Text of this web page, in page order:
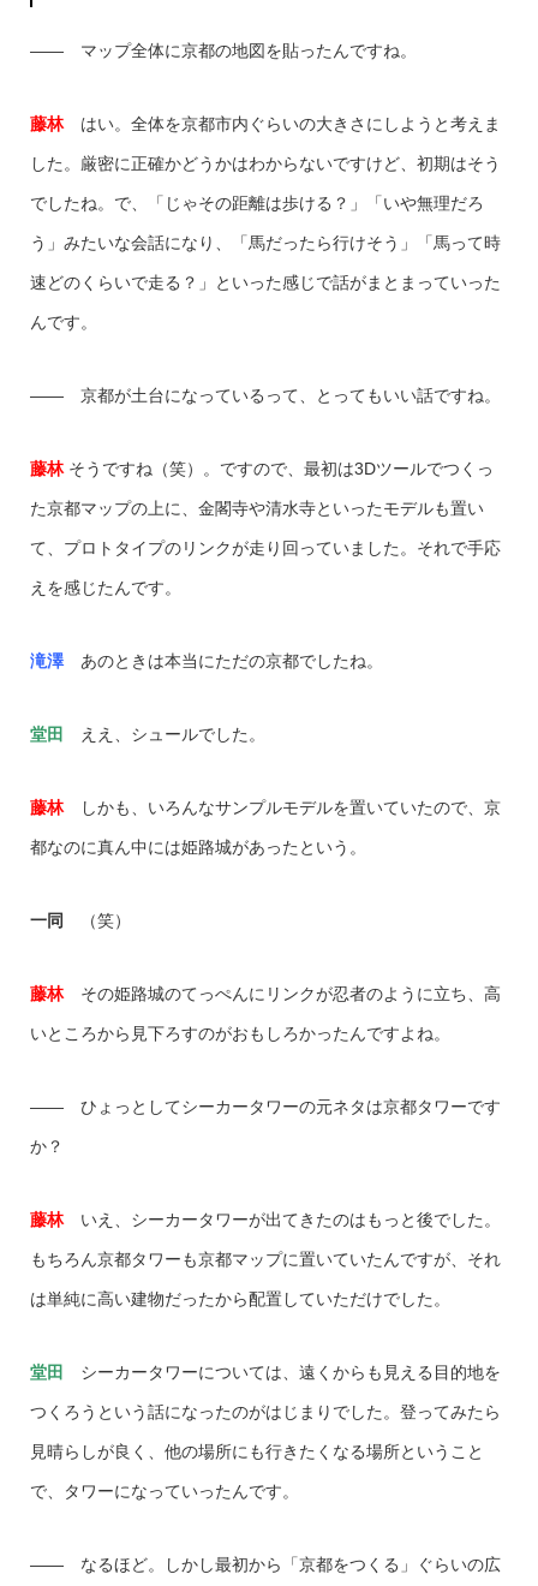
―― マップ全体に京都の地図を貼ったんですね。
藤林 はい。全体を京都市内ぐらいの大きさにしようと考えま
した。厳密に正確かどうかはわからないですけど、初期はそう
でしたね。で、「じゃその距離は歩ける？」「いや無理だろ
う」みたいな会話になり、「馬だったら行けそう」「馬って時
速どのくらいで走る？」といった感じで話がまとまっていった
んです。
―― 京都が土台になっているって、とってもいい話ですね。
藤林 そうですね（笑）。ですので、最初は3Dツールでつくっ
た京都マップの上に、金閣寺や清水寺といったモデルも置い
て、プロトタイプのリンクが走り回っていました。それで手応
えを感じたんです。
滝澤あのときは本当にただの京都でしたね。
堂田 ええ、シュールでした。
藤林 しかも、いろんなサンプルモデルを置いていたので、京
都なのに真ん中には姫路城があったという。
一同 （笑）
藤林 その姫路城のてっぺんにリンクが忍者のように立ち、高
いところから見下ろすのがおもしろかったんですよね。
―― ひょっとしてシーカータワーの元ネタは京都タワーです
か？
藤林 いえ、シーカータワーが出てきたのはもっと後でした。
もちろん京都タワーも京都マップに置いていたんですが、それ
は単純に高い建物だったから配置していただけでした。
堂田 シーカータワーについては、遠くからも見える目的地を
つくろうという話になったのがはじまりでした。登ってみたら
見晴らしが良く、他の場所にも行きたくなる場所ということ
で、タワーになっていったんです。
―― なるほど。しかし最初から「京都をつくる」ぐらいの広